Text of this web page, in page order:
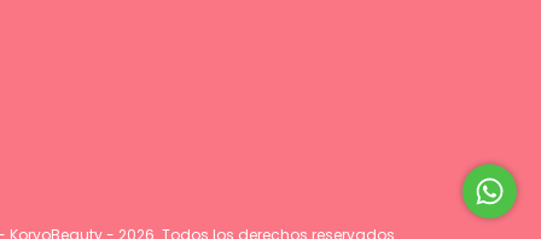
- 2026. Todos los derechos reservados.